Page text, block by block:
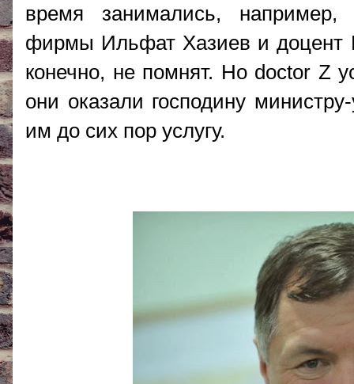
время занимались, например,
фирмы Ильфат Хазиев и доцент
конечно, не помнят. Но doctor Z
они оказали господину
им до сих пор услугу.